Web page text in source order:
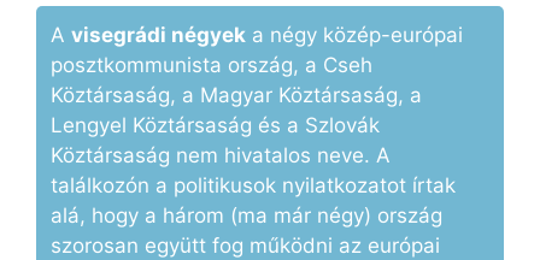
A visegrádi négyek a négy közép-európai
posztkommunista ország, a Cseh
Köztársaság, a Magyar Köztársaság, a
Lengyel Köztársaság és a Szlovák
Köztársaság nem hivatalos neve. A
találkozón a politikusok nyilatkozatot írtak
alá, hogy a három (ma már négy) ország
szorosan együtt fog működni az európai